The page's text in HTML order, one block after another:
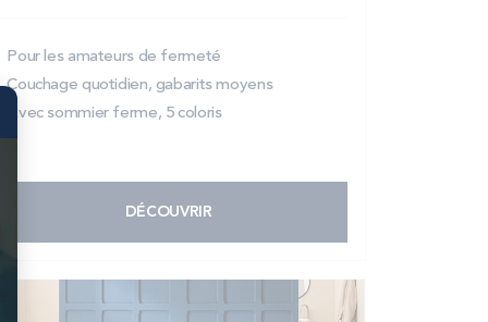
Pour les amateurs de fermeté
Couchage quotidien, gabarits moyens
Avec sommier ferme, 5 coloris
DÉCOUVRIR